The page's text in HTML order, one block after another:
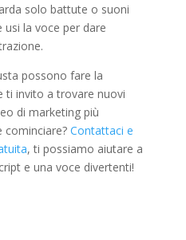
solo battute o suoni
la voce per dare
possono fare la
ti invito a trovare nuovi
di marketing più
cominciare? Contattaci e
, ti possiamo aiutare a
e una voce divertenti!